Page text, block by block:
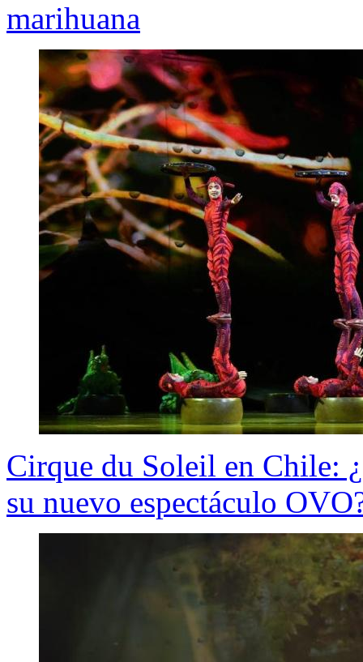
marihuana
Cirque du Soleil en Chile:
su nuevo espectáculo